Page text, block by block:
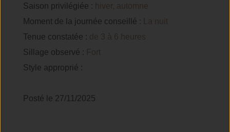
Saison privilégiée : hiver, automne
Moment de la journée conseillé :
La nuit
Tenue constatée : de 3 à 6 heures
Sillage observé : Fort
Style approprié :
Posté le 27/11/2025